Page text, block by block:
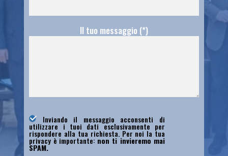
Il tuo messaggio (*)
Inviando il messaggio acconsenti di
utilizzare i tuoi dati esclusivamente per
rispondere alla tua richiesta. Per noi la tua
privacy è importante: non ti invieremo mai
SPAM.